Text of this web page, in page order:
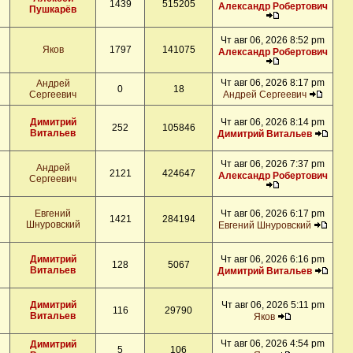
Пушкарёв
1439 515205 Александр Робертович
Яков 1797 141075
Чт авг 06, 2026 8:52 pm
Александр Робертович
Андрей
Сергеевич
0 18
Чт авг 06, 2026 8:17 pm
Андрей Сергеевич
Димитрий
Витальев
252 105846
Чт авг 06, 2026 8:14 pm
Димитрий Витальев
Андрей
Сергеевич
2121 424647
Чт авг 06, 2026 7:37 pm
Александр Робертович
Евгений
Шнуровский
1421 284194
Чт авг 06, 2026 6:17 pm
Евгений Шнуровский
Димитрий
Витальев
128 5067
Чт авг 06, 2026 6:16 pm
Димитрий Витальев
Димитрий
Витальев
116 29790
Чт авг 06, 2026 5:11 pm
Яков
Димитрий
5 106
Чт авг 06, 2026 4:54 pm